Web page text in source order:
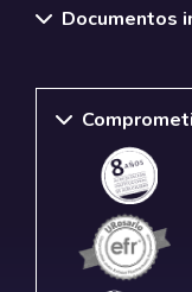
Documentos